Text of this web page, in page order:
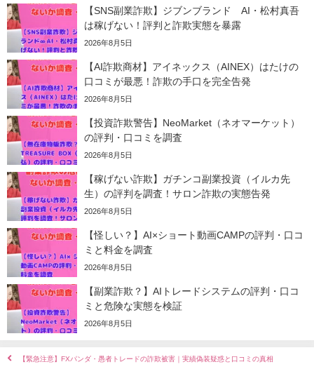
【SNS副業詐欺】ジブンブランド∞AI・松村真吾
は稼げない！評判と詐欺実態を暴露
2026年8月5日
【AI詐欺商材】アイネックス（AINEX）はたけの
口コミが最悪！詐欺の手口を完全告発
2026年8月5日
【投資詐欺警告】NeoMarket（ネオマーケット）
の評判・口コミを調査
2026年8月5日
【稼げない詐欺】ガチンコ副業投資（イルカ先
生）の評判を調査！サロン詐欺の実態告発
2026年8月5日
【怪しい？】AI×ショート動画CAMPの評判・口コ
ミと料金を調査
2026年8月5日
【副業詐欺？】AIトレードシステムの評判・口コ
ミと危険な実態を検証
2026年8月5日
【緊急注意】FXパンダ・愚者トレードの詐欺被害｜実績偽装疑惑と口コミの真相